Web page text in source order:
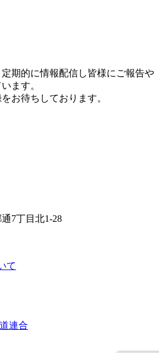
期的に情報配信し皆様にご報告や
ます。
お待ちしております。
7丁目北1-28
て